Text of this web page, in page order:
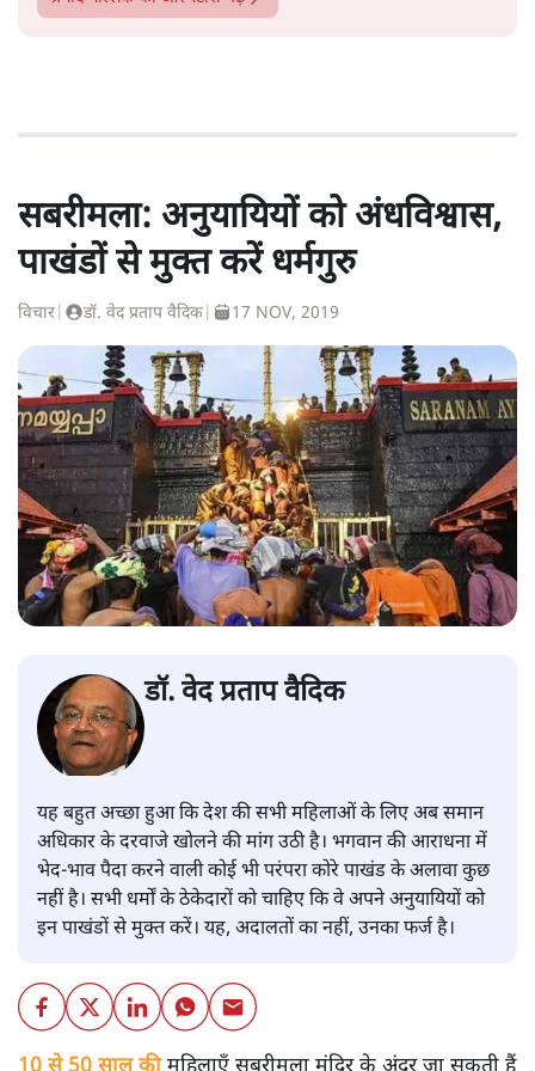
सबरीमला: अनुयायियों को अंधविश्वास,
पाखंडों से मुक्त करें धर्मगुरु
विचार डॉ. वेद प्रताप वैदिक 17 NOV, 2019
डॉ. वेद प्रताप वैदिक
यह बहुत अच्छा हुआ कि देश की सभी महिलाओं के लिए अब समान
अधिकार के दरवाजे खोलने की मांग उठी है। भगवान की आराधना में
भेद-भाव पैदा करने वाली कोई भी परंपरा कोरे पाखंड के अलावा कुछ
नहीं है। सभी धर्मों के ठेकेदारों को चाहिए कि वे अपने अनुयायियों को
इन पाखंडों से मुक्त करें। यह, अदालतों का नहीं, उनका फर्ज है।